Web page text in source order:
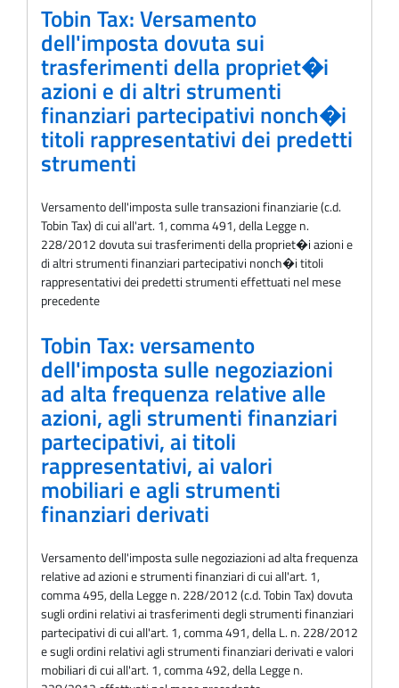
Tobin Tax: Versamento
dell'imposta dovuta sui
trasferimenti della propriet�i
azioni e di altri strumenti
finanziari partecipativi nonch�i
titoli rappresentativi dei predetti
strumenti
Versamento dell'imposta sulle transazioni finanziarie (c.d.
Tobin Tax) di cui all'art. 1, comma 491, della Legge n.
228/2012 dovuta sui trasferimenti della propriet�i azioni e
di altri strumenti finanziari partecipativi nonch�i titoli
rappresentativi dei predetti strumenti effettuati nel mese
precedente
Tobin Tax: versamento
dell'imposta sulle negoziazioni
ad alta frequenza relative alle
azioni, agli strumenti finanziari
partecipativi, ai titoli
rappresentativi, ai valori
mobiliari e agli strumenti
finanziari derivati
Versamento dell'imposta sulle negoziazioni ad alta frequenza
relative ad azioni e strumenti finanziari di cui all'art. 1,
comma 495, della Legge n. 228/2012 (c.d. Tobin Tax) dovuta
sugli ordini relativi ai trasferimenti degli strumenti finanziari
partecipativi di cui all'art. 1, comma 491, della L. n. 228/2012
e sugli ordini relativi agli strumenti finanziari derivati e valori
mobiliari di cui all'art. 1, comma 492, della Legge n.